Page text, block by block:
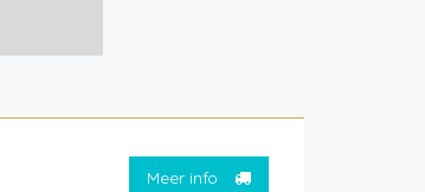
Meer info